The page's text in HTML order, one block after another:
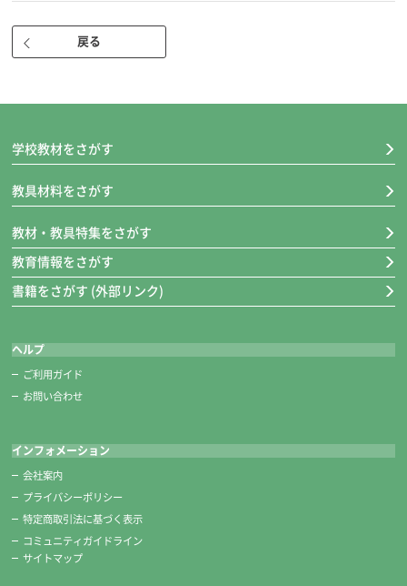
下敷き
希望品の下敷きには、「三枚判」、「三枚判すべり止め加工」、「三枚
判ラシャケイ線入り」、「半切判」、「半切判すべり止め加工」、「八
切判」がございます。
戻る
学校教材をさがす
教具材料をさがす
教材・教具特集をさがす
教育情報をさがす
書籍をさがす (外部リンク)
ヘルプ
ご利用ガイド
お問い合わせ
インフォメーション
会社案内
プライバシーポリシー
特定商取引法に基づく表示
コミュニティガイドライン
サイトマップ